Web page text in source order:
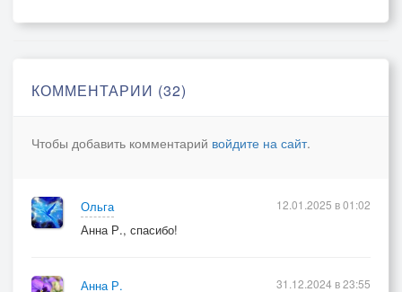
КОММЕНТАРИИ (32)
Чтобы добавить комментарий войдите на сайт.
Ольга
Анна Р., спасибо!
12.01.2025 в 01:02
Анна Р.
31.12.2024 в 23:55